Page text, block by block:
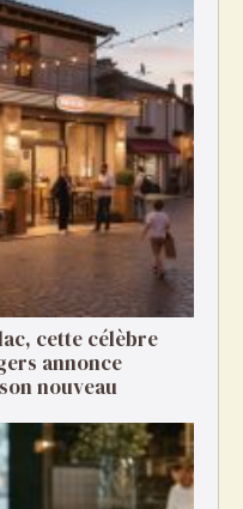
cette célèbre
annonce
nouveau